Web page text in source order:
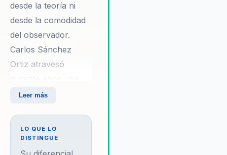
desde la teoría ni
desde la comodidad
del observador.
Carlos Sánchez
Ortiz atravesó
lucha con la
consumo de
marihuana, la
ansiedad intensa y
Leer más
LO QUE LO
DISTINGUE